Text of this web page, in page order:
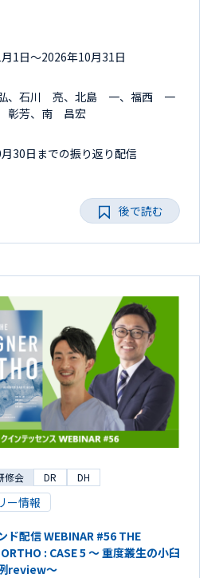
1日〜2026年10月31日
、石川 亮、北島 一、福西 一
彰芳、南 昌宏
30日までの振り返り配信
後で読む
修会 DR DH
ー情報
ド配信 WEBINAR #56 THE
: CASE 5 ～ 重度叢生の小臼
review～